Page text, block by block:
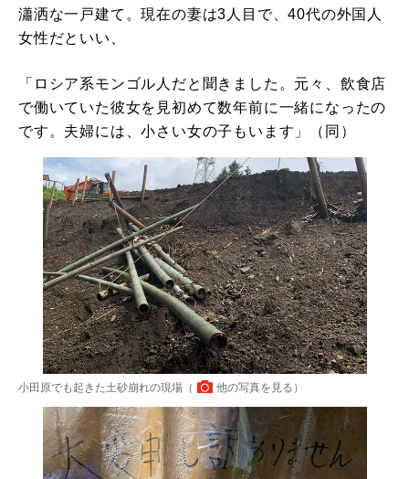
瀟洒な一戸建て。現在の妻は3人目で、40代の外国人
女性だといい、
「ロシア系モンゴル人だと聞きました。元々、飲食店
で働いていた彼女を見初めて数年前に一緒になったの
です。夫婦には、小さい女の子もいます」（同）
小田原でも起きた土砂崩れの現場（ 他の写真を見る ）